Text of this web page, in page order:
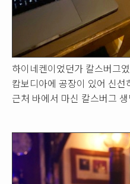
하이네켄이었던가 칼스버그
캄보디아에 공장이 있어 신
근처 바에서 마신 칼스버그